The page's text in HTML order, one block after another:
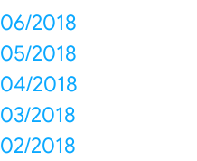
06/2018
05/2018
04/2018
03/2018
02/2018